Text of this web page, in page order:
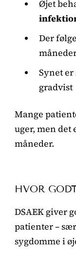
Øjet
Der
Synet
gradvist
Mange
uger, men det
måneder.
HVOR
DSAEK giver
patienter –
sygdomme i